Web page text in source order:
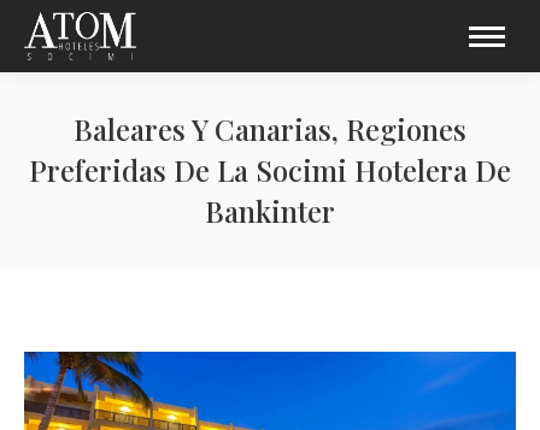
Baleares Y Canarias, Regiones
Preferidas De La Socimi Hotelera De
Bankinter